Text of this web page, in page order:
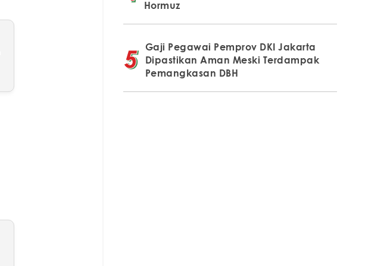
Hormuz
Gaji Pegawai Pemprov DKI Jakarta
Dipastikan Aman Meski Terdampak
Pemangkasan DBH